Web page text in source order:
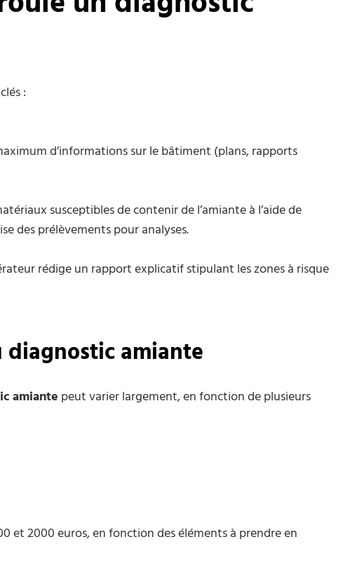
:
d’informations sur le bâtiment (plans, rapports
susceptibles de contenir de l’amiante à l’aide de
des prélèvements pour analyses.
rédige un rapport explicatif stipulant les zones à risque
diagnostic amiante
amiante peut varier largement, en fonction de plusieurs
et 2000 euros, en fonction des éléments à prendre en